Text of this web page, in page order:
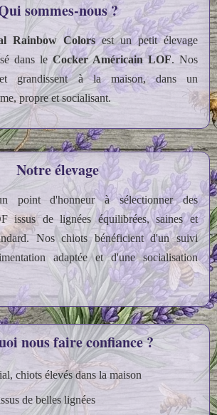
sommes‑nous ?
Rainbow Colorsest un petit élevage
dans leCocker Américain LOF. Nos
grandissent à la maison, dans un
propre et socialisant.
Notre élevage
point d'honneur à sélectionner des
issus de lignées équilibrées, saines et
Nos chiots bénéficient d'un suivi
adaptée et d'une socialisation
nous faire confiance ?
chiots élevés dans la maison
de belles lignées